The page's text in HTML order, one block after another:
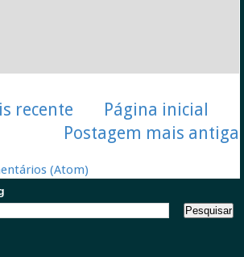
recente
Postagem mais antiga
Página inicial
(Atom)